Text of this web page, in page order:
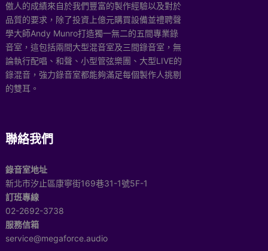
傲人的成績來自於我們豐富的製作經驗以及對於
品質的要求，除了投資上億元購買設備並禮聘聲
學大師Andy Munro打造獨一無二的五間專業錄
音室，這包括兩間大型混音室及三間錄音室，無
論執行配唱、和聲、小型管弦樂團、大型LIVE的
錄混音，強力錄音室都能夠滿足每個製作人挑剔
的雙耳。
聯絡我們
錄音室地址
新北市汐止區康寧街169巷31-1號5F-1
訂班專線
02-2692-3738
服務信箱
service@megaforce.audio